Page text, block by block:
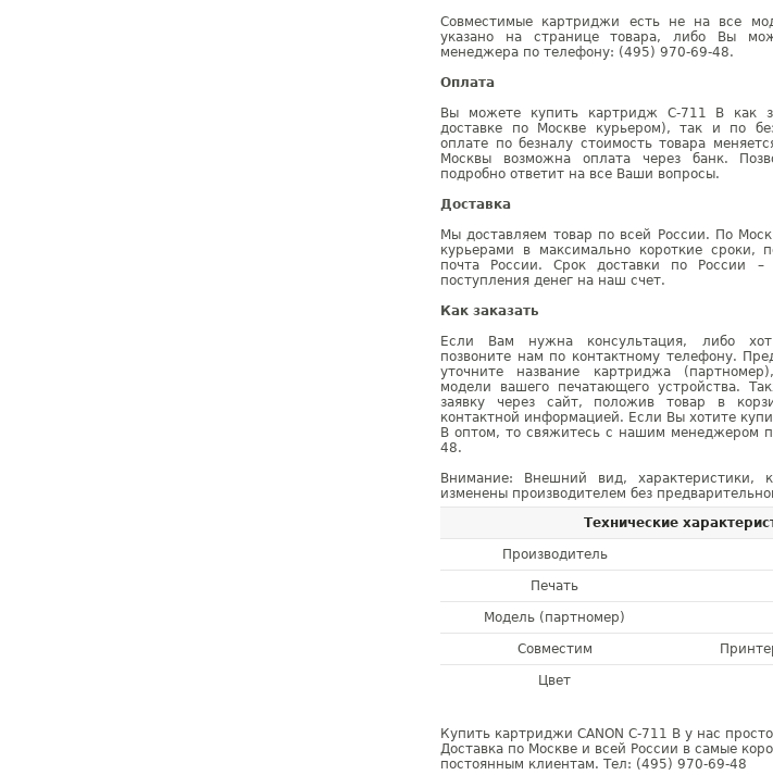
Совместимые картриджи есть не на все
указано на странице товара, либо Вы
менеджера по телефону: (495) 970-69-48.
Оплата
Вы можете купить картридж C-711 B как
доставке по Москве курьером), так и по
оплате по безналу стоимость товара
Москвы возможна оплата через банк.
подробно ответит на все Ваши вопросы.
Доставка
Мы доставляем товар по всей России. По
курьерами в максимально короткие сроки,
почта России. Срок доставки по России
поступления денег на наш счет.
Как заказать
Если Вам нужна консультация, либо
позвоните нам по контактному телефону.
уточните название картриджа
модели вашего печатающего устройства.
заявку через сайт, положив товар в
контактной информацией. Если Вы хотите
B оптом, то свяжитесь с нашим менеджером
48.
Внимание: Внешний вид, характеристики,
изменены производителем без
Технические
Производитель
Печать
Модель (партномер)
Совместим
Цвет
Купить картриджи CANON C-711 B у нас
Доставка по Москве и всей России в самые
постоянным клиентам. Тел: (495) 970-69-48